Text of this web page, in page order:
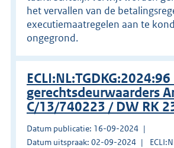
het vervallen van de
executiemaatregelen aan te
ongegrond.
gerechtsdeurwaarders
C/13/740223 / DW RK
Datum publicatie: 16-09-2024
Datum uitspraak: 02-09-2024